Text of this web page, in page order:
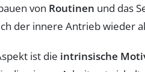
von Routinen und das
der innere Antrieb wieder
ist die intrinsische